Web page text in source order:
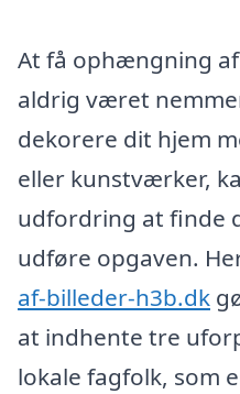
At få ophængning
aldrig været
dekorere dit hjem
eller kunstværker,
udfordring at finde
udføre opgaven.
af-billeder-h3b.dk
at indhente tre
lokale fagfolk, som